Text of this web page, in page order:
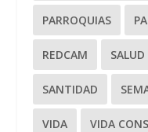
PARROQUIAS
REDCAM SALUD
SANTIDAD
VIDA VIDA